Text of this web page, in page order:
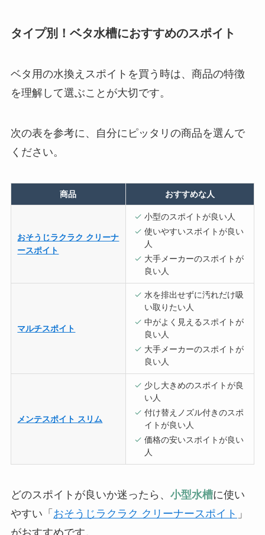
タイプ別！ベタ水槽におすすめのスポイト
ベタ用の水換えスポイトを買う時は、商品の特徴
を理解して選ぶことが大切です。
次の表を参考に、自分にピッタリの商品を選んで
ください。
商品 おすすめな人
おそうじラクラク クリーナ
ースポイト
小型のスポイトが良い人
使いやすいスポイトが良い
人
大手メーカーのスポイトが
良い人
マルチスポイト
水を排出せずに汚れだけ吸
い取りたい人
中がよく見えるスポイトが
良い人
大手メーカーのスポイトが
良い人
メンテスポイト スリム
少し大きめのスポイトが良
い人
付け替えノズル付きのスポ
イトが良い人
価格の安いスポイトが良い
人
どのスポイトが良いか迷ったら、 小型水槽に使い
やすい「 おそうじラクラク クリーナースポイト 」